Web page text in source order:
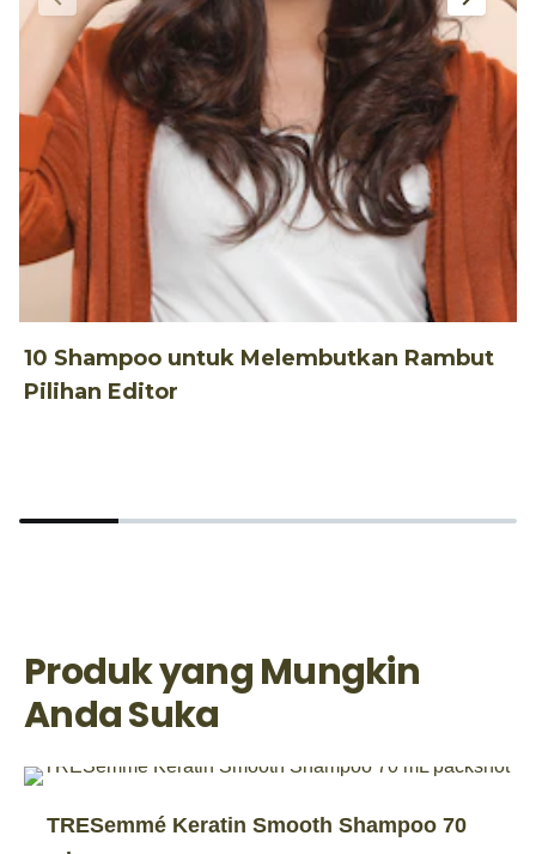
10 Shampoo untuk Melembutkan Rambut
Pilihan Editor
Produk yang Mungkin
Anda Suka
TRESemmé Keratin Smooth Shampoo 70